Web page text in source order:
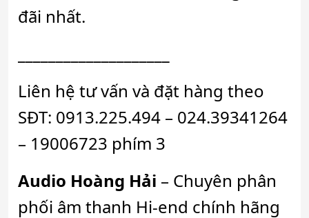
đãi nhất.
Liên hệ tư vấn và đặt hàng theo
SĐT: 0913.225.494 – 024.39341264
– 19006723 phím 3
Audio Hoàng Hải – Chuyên phân
phối âm thanh Hi-end chính hãng